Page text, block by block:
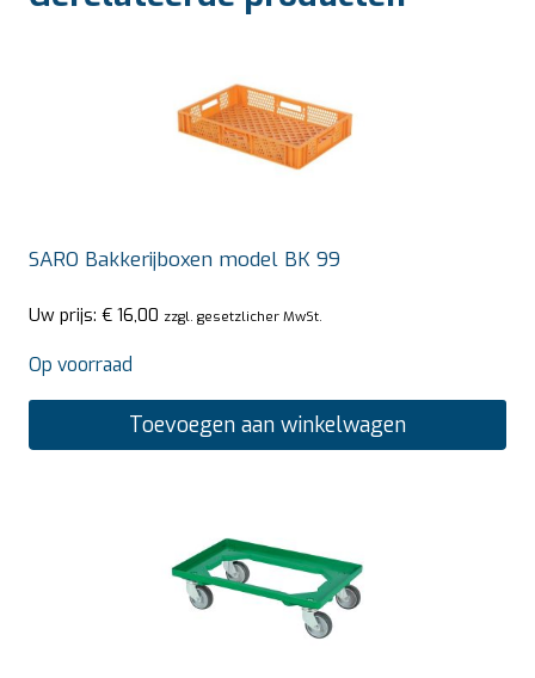
SARO Bakkerijboxen model BK 99
Uw prijs: € 16,00 zzgl. gesetzlicher MwSt.
Op voorraad
Toevoegen aan winkelwagen